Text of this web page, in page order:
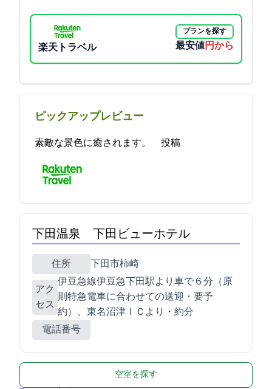
楽天トラベル
プランを探す
最安値6050円から
ピックアップレビュー
素敵な景色に癒されます。 2024-04-11 09:56:52投稿
下田温泉 下田ビューホテル
住所 下田市柿崎633
アク
セス
伊豆急線伊豆急下田駅より車で６分（原
則特急電車に合わせての送迎・要予
約）、東名沼津ＩＣより75KM・約100分
電話番号
空室を探す